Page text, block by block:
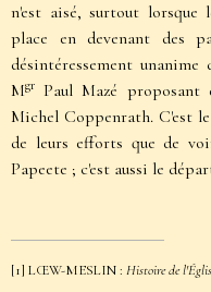
n'est aisé, surtout lorsque
place en devenant des
désintéressement
Mgr Paul Mazé
Michel Coppenrath. C'est
de leurs efforts que de
Papeete ; c'est aussi le
[1] LŒW-MESLIN : Histoire de